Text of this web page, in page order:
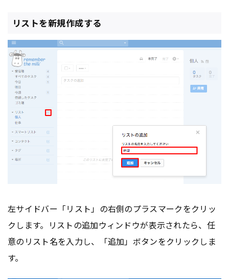
リストを新規作成する
左サイドバー「リスト」の右側のプラスマークをクリッ
クします。リストの追加ウィンドウが表示されたら、任
意のリスト名を入力し、「追加」ボタンをクリックしま
す。